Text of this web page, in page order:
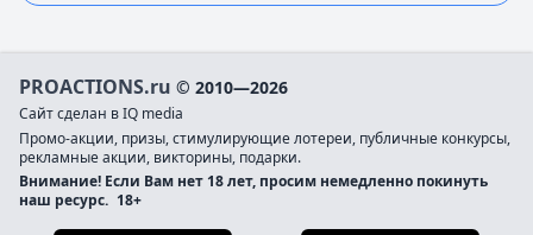
PROACTIONS.ru © 2010—2026
Сайт сделан в IQ media
Промо-акции, призы, стимулирующие лотереи, публичные конкурсы,
рекламные акции, викторины, подарки.
Внимание! Если Вам нет 18 лет, просим немедленно покинуть
наш ресурс. 18+